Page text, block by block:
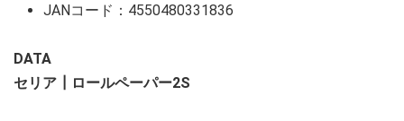
JANコード：4550480331836
DATA
セリア┃ロールペーパー2S